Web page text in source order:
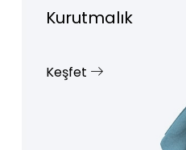
Kurutmalık
Keşfet